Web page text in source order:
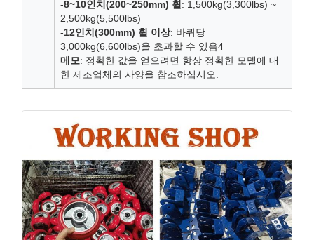
-8~10인치(200~250mm) 휠 : 1,500kg(3,300lbs) ~
2,500kg(5,500lbs)
-12인치(300mm) 휠 이상: 바퀴당
3,000kg(6,600lbs)을 초과할 수 있음4
메모: 정확한 값을 얻으려면 항상 정확한 모델에 대
한 제조업체의 사양을 참조하십시오.